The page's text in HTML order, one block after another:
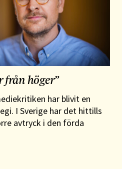
från höger”
har blivit en
I Sverige har det hittills
avtryck i den förda